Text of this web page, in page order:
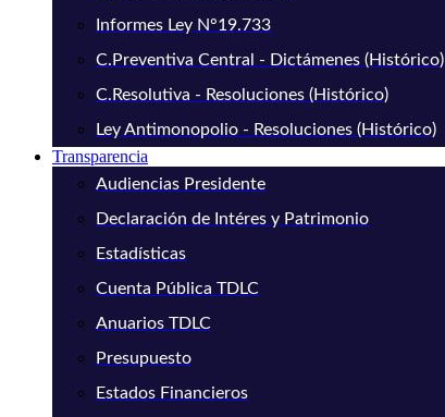
Informes Ley N°19.733
C.Preventiva Central - Dictámenes (Histórico)
C.Resolutiva - Resoluciones (Histórico)
Ley Antimonopolio - Resoluciones (Histórico)
Transparencia
Audiencias Presidente
Declaración de Intéres y Patrimonio
Estadísticas
Cuenta Pública TDLC
Anuarios TDLC
Presupuesto
Estados Financieros